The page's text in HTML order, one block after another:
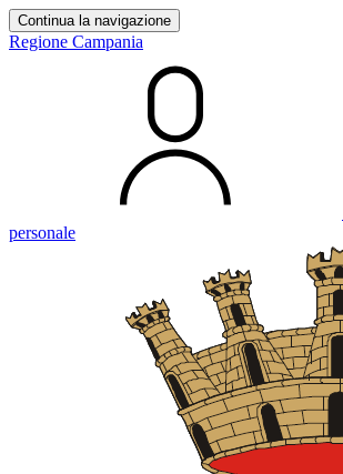
Continua la navigazione
Regione Campania
personale